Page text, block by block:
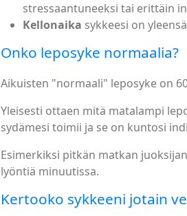
stressaantuneeksi tai erittäin
Kellonaika sykkeesi on
Onko leposyke normaalia?
Aikuisten "normaali" leposyke on
Yleisesti ottaen mitä matalampi
sydämesi toimii ja se on kuntosi
Esimerkiksi pitkän matkan
lyöntiä minuutissa.
Kertooko sykkeeni jotain